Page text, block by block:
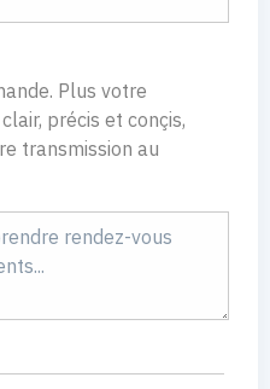
Plus votre
précis et conçis,
transmission au